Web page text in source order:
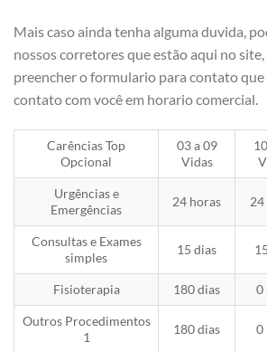
Mais caso ainda tenha alguma duvida,
nossos corretores que estão aqui no
preencher o formulario para contato
contato com você em horario comercial.
Carências Top
Opcional
03 a 09
Vidas
Urgências e
Emergências
24 horas 24
Consultas e Exames
simples
15 dias
Fisioterapia 180 dias 0
Outros Procedimentos
1
180 dias 0